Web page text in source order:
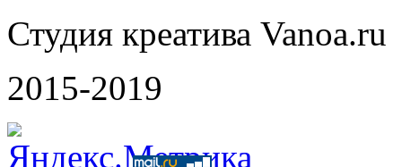
Студия креатива Vanoa.ru
2015-2019